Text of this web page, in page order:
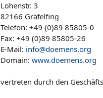
Lohenstr. 3
82166 Gräfelfing
Telefon: +49 (0)89 85805-0
Fax: +49 (0)89 85805-26
E-Mail: info@doemens.org
Domain: www.doemens.org
vertreten durch den